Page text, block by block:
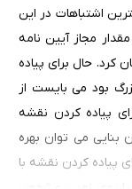
اشتباهات در این
مجاز آیین نامه
کرد. حال برای پیاده
بود می بایست از
پیاده کردن نقشه
می توان بهره
پیاده کردن نقشه با